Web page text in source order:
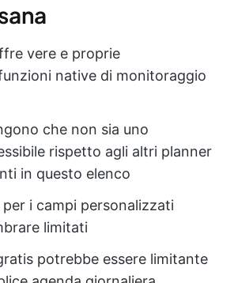
vere e proprie
native di monitoraggio
che non sia uno
rispetto agli altri planner
in questo elenco
i campi personalizzati
limitati
potrebbe essere limitante